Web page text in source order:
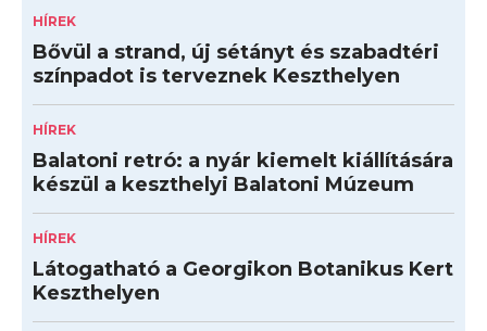
HÍREK
Bővül a strand, új sétányt és szabadtéri
színpadot is terveznek Keszthelyen
HÍREK
Balatoni retró: a nyár kiemelt kiállítására
készül a keszthelyi Balatoni Múzeum
HÍREK
Látogatható a Georgikon Botanikus Kert
Keszthelyen